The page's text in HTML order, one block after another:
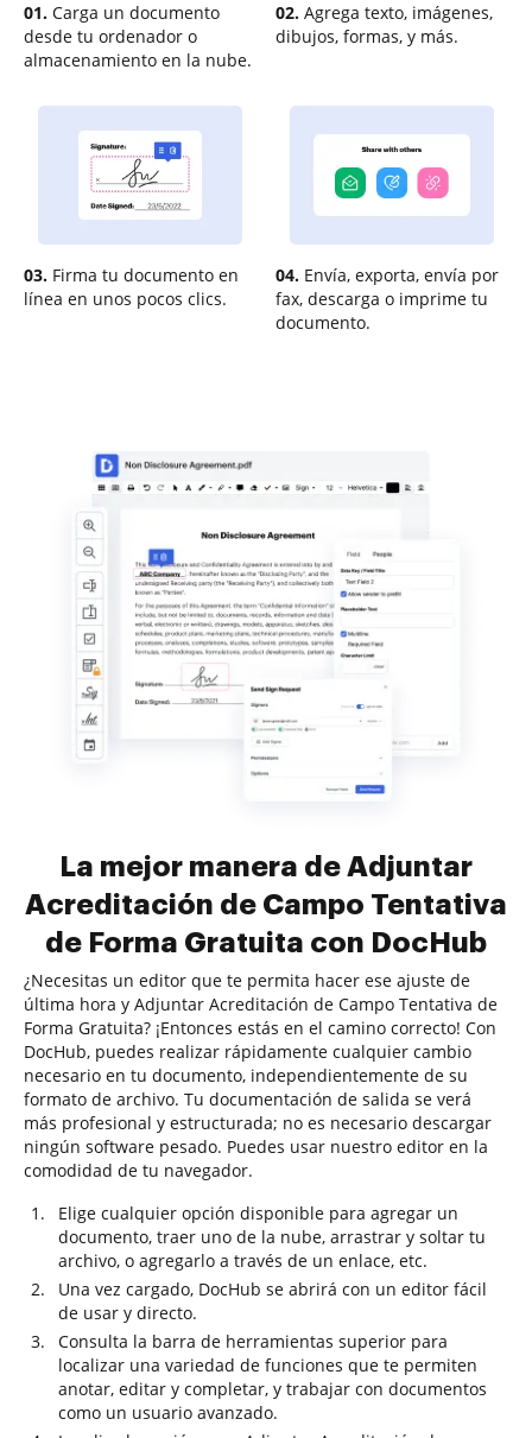
01. Carga un documento
desde tu ordenador o
almacenamiento en la nube.
02. Agrega texto, imágenes,
dibujos, formas, y más.
03. Firma tu documento en
línea en unos pocos clics.
04. Envía, exporta, envía por
fax, descarga o imprime tu
documento.
La mejor manera de Adjuntar
Acreditación de Campo Tentativa
de Forma Gratuita con DocHub
¿Necesitas un editor que te permita hacer ese ajuste de
última hora y Adjuntar Acreditación de Campo Tentativa de
Forma Gratuita? ¡Entonces estás en el camino correcto! Con
DocHub, puedes realizar rápidamente cualquier cambio
necesario en tu documento, independientemente de su
formato de archivo. Tu documentación de salida se verá
más profesional y estructurada; no es necesario descargar
ningún software pesado. Puedes usar nuestro editor en la
comodidad de tu navegador.
Elige cualquier opción disponible para agregar un
documento, traer uno de la nube, arrastrar y soltar tu
archivo, o agregarlo a través de un enlace, etc.
Una vez cargado, DocHub se abrirá con un editor fácil
de usar y directo.
Consulta la barra de herramientas superior para
localizar una variedad de funciones que te permiten
anotar, editar y completar, y trabajar con documentos
como un usuario avanzado.